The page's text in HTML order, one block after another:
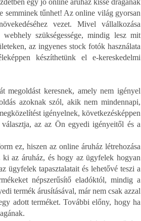
semminek tűnhet! Az online világ gyorsan
vezet. Mivel vállalkozása
szükségessége, mindig lesz mit
az ingyenes stock fotók használata
készíthetünk el e-kereskedelmi
megoldást keresnek, amely nem igényel
azoknak szól, akik nem mindennapi,
igényelnek, következésképpen
az az Ön egyedi igényeitől és a
ez, hiszen az online áruház létrehozása
az áruház, és hogy az ügyfelek hogyan
ügyfelek tapasztalatait és lehetővé teszi a
népszerűsítő eladóktól, mindig a
termék árusításával, már nem csak azzal
adott terméket. További előny, hogy ha